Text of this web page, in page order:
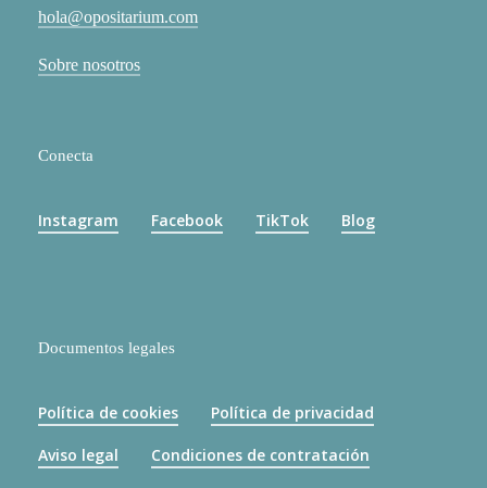
hola@opositarium.com
Sobre nosotros
Conecta
Instagram Facebook TikTok Blog
Documentos legales
Política de cookies Política de privacidad
Aviso legal Condiciones de contratación